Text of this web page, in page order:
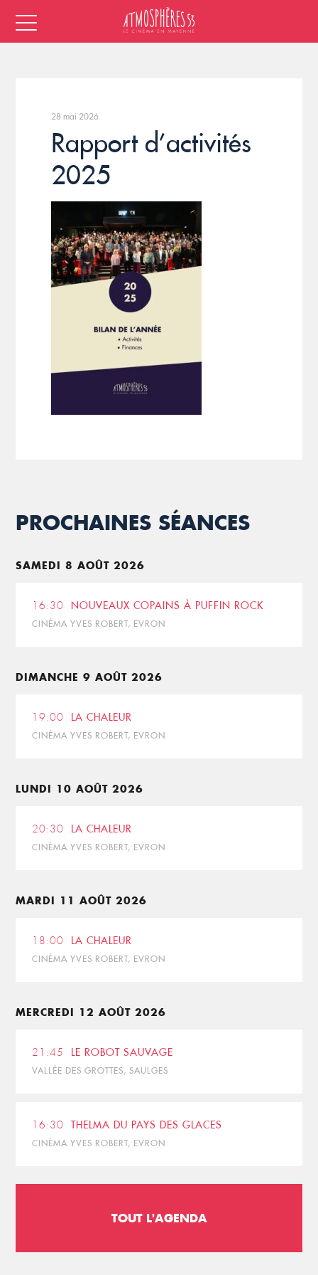
28 mai 2026
Rapport d’activités
2025
PROCHAINES SÉANCES
SAMEDI 8 AOÛT 2026
16:30 NOUVEAUX COPAINS À PUFFIN ROCK
CINÉMA YVES ROBERT, EVRON
DIMANCHE 9 AOÛT 2026
19:00 LA CHALEUR
CINÉMA YVES ROBERT, EVRON
LUNDI 10 AOÛT 2026
20:30 LA CHALEUR
CINÉMA YVES ROBERT, EVRON
MARDI 11 AOÛT 2026
18:00 LA CHALEUR
CINÉMA YVES ROBERT, EVRON
MERCREDI 12 AOÛT 2026
21:45 LE ROBOT SAUVAGE
VALLÉE DES GROTTES, SAULGES
16:30 THELMA DU PAYS DES GLACES
CINÉMA YVES ROBERT, EVRON
TOUT L'AGENDA